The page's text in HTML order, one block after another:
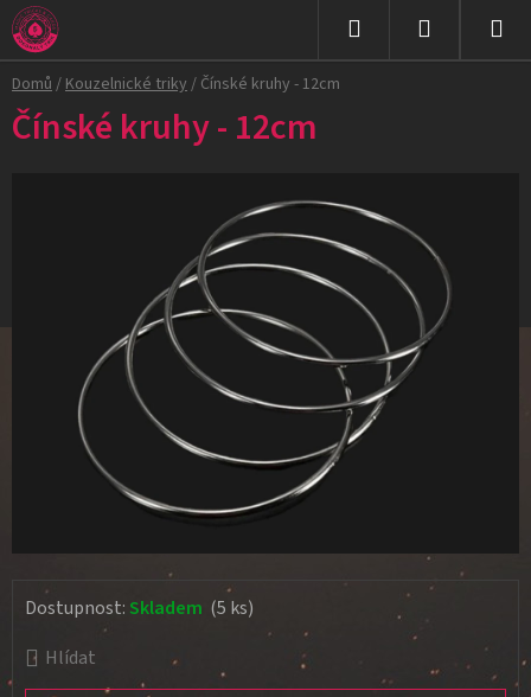
Přejít
na
obsah
Domů/Kouzelnické triky/ Čínské kruhy - 12cm
Hlídat
Dostupnost:Skladem (5 ks)
Čínské kruhy - 12cm